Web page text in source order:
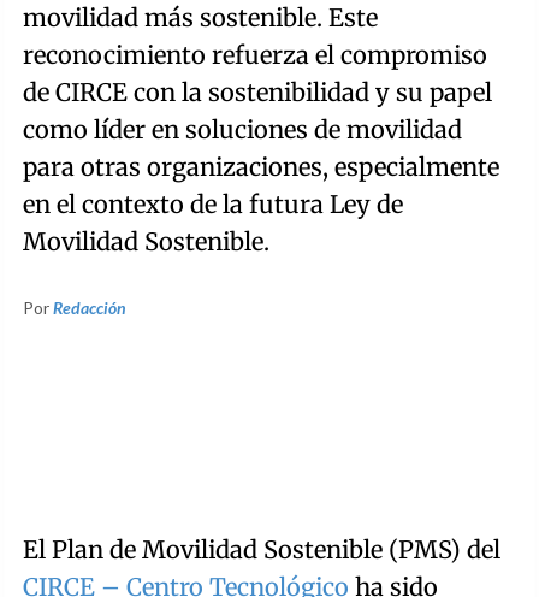
movilidad más sostenible. Este
reconocimiento refuerza el compromiso
de CIRCE con la sostenibilidad y su papel
como líder en soluciones de movilidad
para otras organizaciones, especialmente
en el contexto de la futura Ley de
Movilidad Sostenible.
PorRedacción
El Plan de Movilidad Sostenible (PMS) del
CIRCE – Centro Tecnológico ha sido